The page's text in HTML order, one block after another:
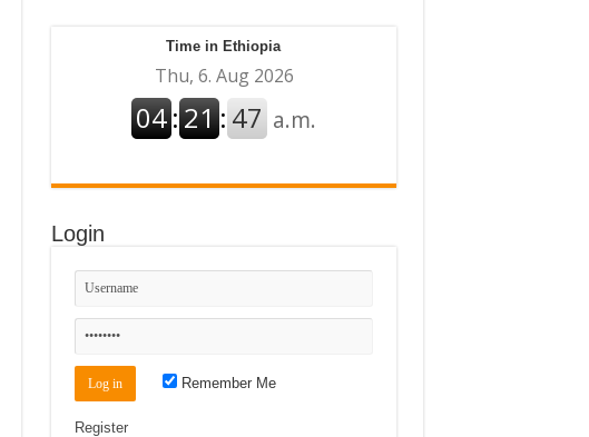
Time in Ethiopia
Login
Remember Me
Register